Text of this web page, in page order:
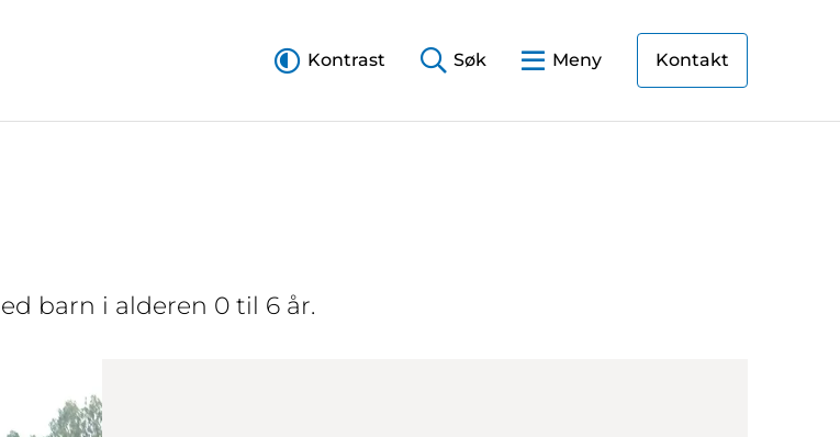
Kontrast Søk Meny Kontakt
barn i alderen 0 til 6 år.